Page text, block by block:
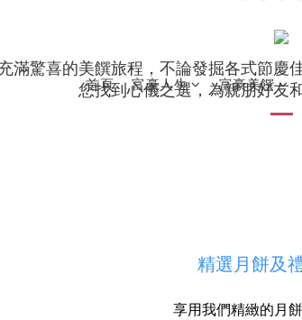
首頁 富豪人生 富豪美饌
滿驚喜的美饌旅程，不論發掘各式節
您找到心儀之選，為親朋好友
精選月餅及
享用我們精緻的月